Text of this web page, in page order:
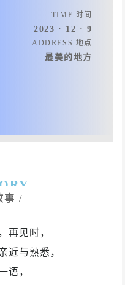
TIME 时间
2023 · 12 · 9
ADDRESS 地点
最美的地方
事 /
再见时，
近与熟悉，
语，